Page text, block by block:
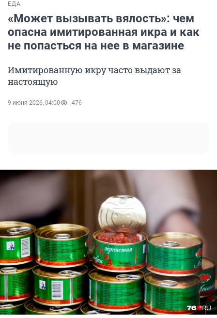
ЕДА
«Может вызывать вялость»: чем
опасна имитированная икра и как
не попасться на нее в магазине
Имитированную икру часто выдают за
настоящую
9 июня 2026, 04:00 476